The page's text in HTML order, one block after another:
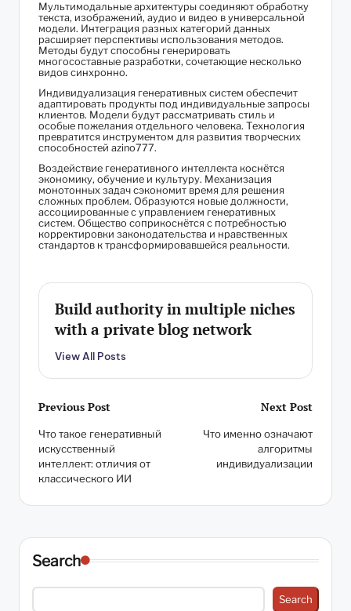
Мультимодальные архитектуры соединяют обработку
текста, изображений, аудио и видео в универсальной
модели. Интеграция разных категорий данных
расширяет перспективы использования методов.
Методы будут способны генерировать
многосоставные разработки, сочетающие несколько
видов синхронно.
Индивидуализация генеративных систем обеспечит
адаптировать продукты под индивидуальные запросы
клиентов. Модели будут рассматривать стиль и
особые пожелания отдельного человека. Технология
превратится инструментом для развития творческих
способностей azino777.
Воздействие генеративного интеллекта коснётся
экономику, обучение и культуру. Механизация
монотонных задач сэкономит время для решения
сложных проблем. Образуются новые должности,
ассоциированные с управлением генеративных
систем. Общество соприкоснётся с потребностью
корректировки законодательства и нравственных
стандартов к трансформировавшейся реальности.
Build authority in multiple niches
with a private blog network
View All Posts
Post
navigation
Previous Post
Что такое генеративный
искусственный
интеллект: отличия от
классического ИИ
Next Post
Что именно означают
алгоритмы
индивидуализации
Search
Search